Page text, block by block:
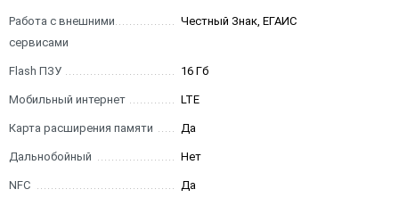
Работа с внешними
сервисами
Честный Знак, ЕГАИС
Flash ПЗУ 16 Гб
Мобильный интернет LTE
Карта расширения памяти Да
Дальнобойный Нет
NFC Да